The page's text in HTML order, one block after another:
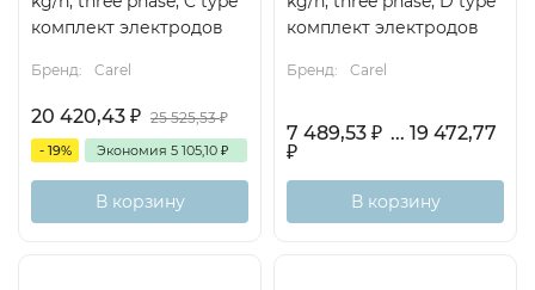
комплект электродов
Бренд: Carel
20 420,43 ₽ 25 525,53₽
- 19% Экономия 5 105,10 ₽
В корзину
комплект электродов
Бренд: Carel
7 489,53 ₽ ... 19 472,77
₽
В корзину